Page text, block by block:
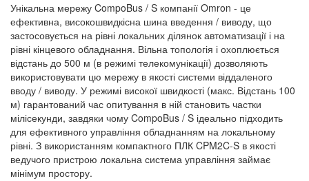
Унікальна мережу CompoBus / S компанії Omron - це
ефективна, високошвидкісна шина введення / виводу, що
застосовується на рівні локальних ділянок автоматизації і на
рівні кінцевого обладнання. Вільна топологія і охоплюється
відстань до 500 м (в режимі телекомунікації) дозволяють
використовувати цю мережу в якості системи віддаленого
вводу / виводу. У режимі високої швидкості (макс. Відстань 100
м) гарантований час опитування в ній становить частки
мілісекунди, завдяки чому CompoBus / S ідеально підходить
для ефективного управління обладнанням на локальному
рівні. З використанням компактного ПЛК CPM2C-S в якості
ведучого пристрою локальна система управління займає
мінімум простору.